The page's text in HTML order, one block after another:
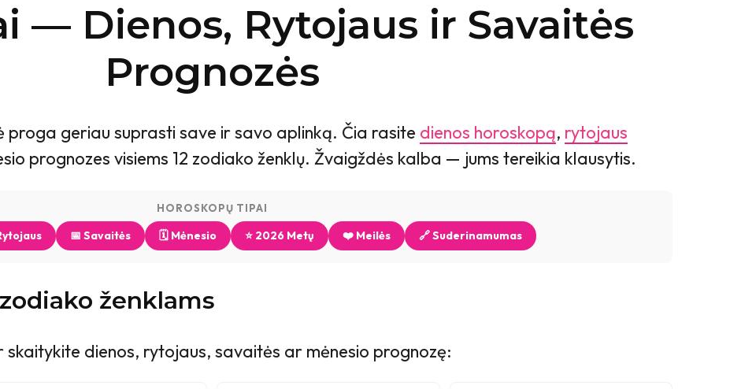
— Dienos, Rytojaus ir Savaitės
Prognozės
proga geriau suprasti save ir savo aplinką. Čia rasite dienos horoskopą, rytojaus
prognozes visiems 12 zodiako ženklų. Žvaigždės kalba — jums tereikia klausytis.
HOROSKOPŲ TIPAI
📅 Savaitės 🗓️ Mėnesio ⭐ 2026 Metų ❤️ Meilės 🔗 Suderinamumas
ženklams
skaitykite dienos, rytojaus, savaitės ar mėnesio prognozę: